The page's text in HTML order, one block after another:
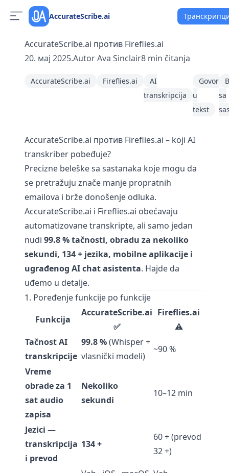
AccurateScribe.ai
AccurateScribe.ai против Fireflies.ai
20. мај 2025.AutorAva Sinclair8 min čitanja
AccurateScribe.ai Fireflies.ai
AI
transkripcija
Govor
u
tekst
sa
AccurateScribe.ai против Fireflies.ai – koji AI
transkriber pobeđuje?
Precizne beleške sa sastanaka koje mogu da
se pretražuju znače manje propratnih
emailova i brže donošenje odluka.
AccurateScribe.ai i Fireflies.ai obećavaju
automatizovane transkripte, ali samo jedan
nudi 99.8 % tačnosti, obradu za nekoliko
sekundi, 134 + jezika, mobilne aplikacije i
ugrađenog AI chat asistenta. Hajde da
uđemo u detalje.
1. Poređenje funkcije po funkcije
Funkcija
AccurateScribe.ai
✅
Fireflies.ai
⚠️
Tačnost AI
transkripcije
99.8 %(Whisper +
vlasnički modeli)
~90 %
Vreme
obrade za 1
sat audio
zapisa
Nekoliko
sekundi
10–12 min
Jezici —
transkripcija
i prevod
134 +
60 + (prevod
32 +)